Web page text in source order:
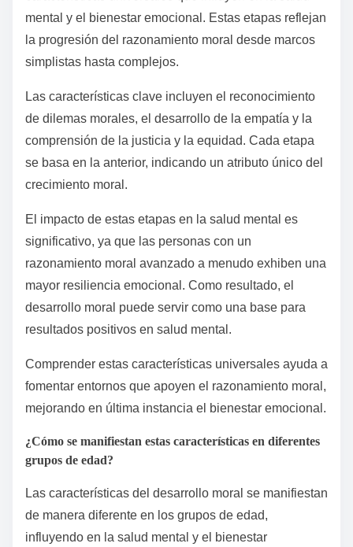
mental y el bienestar emocional. Estas etapas reflejan
la progresión del razonamiento moral desde marcos
simplistas hasta complejos.
Las características clave incluyen el reconocimiento
de dilemas morales, el desarrollo de la empatía y la
comprensión de la justicia y la equidad. Cada etapa
se basa en la anterior, indicando un atributo único del
crecimiento moral.
El impacto de estas etapas en la salud mental es
significativo, ya que las personas con un
razonamiento moral avanzado a menudo exhiben una
mayor resiliencia emocional. Como resultado, el
desarrollo moral puede servir como una base para
resultados positivos en salud mental.
Comprender estas características universales ayuda a
fomentar entornos que apoyen el razonamiento moral,
mejorando en última instancia el bienestar emocional.
¿Cómo se manifiestan estas características en diferentes
grupos de edad?
Las características del desarrollo moral se manifiestan
de manera diferente en los grupos de edad,
influyendo en la salud mental y el bienestar